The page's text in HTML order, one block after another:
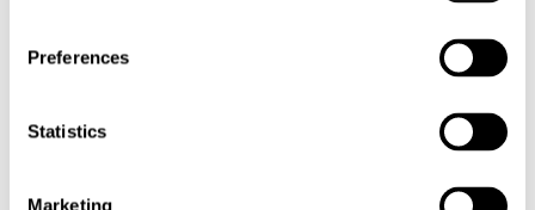
Preferences
Statistics
Marketing
Magnus Edman har mer än 30 års erfarenhet inom
områdena elektronik, mekanik och mjukvaruteknik samt
verkställande ledning, produktledning och försäljning.
Magnus är grundare och verkställande direktör för
lösningar, inklusive prototyputveckling, av komplexa